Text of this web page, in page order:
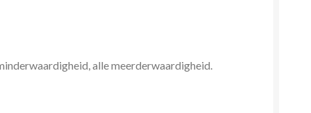
alle meerderwaardigheid.